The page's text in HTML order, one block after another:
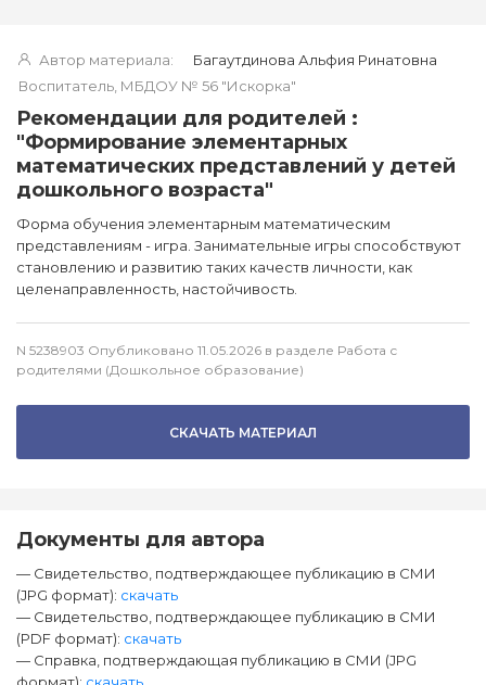
Автор материала:
Багаутдинова Альфия Ринатовна
Воспитатель, МБДОУ № 56 "Искорка"
Рекомендации для родителей :
"Формирование элементарных
математических представлений у детей
дошкольного возраста"
Форма обучения элементарным математическим
представлениям - игра. Занимательные игры способствуют
становлению и развитию таких качеств личности, как
целенаправленность, настойчивость.
N 5238903 Опубликовано 11.05.2026 в разделе Работа с
родителями (Дошкольное образование)
СКАЧАТЬ МАТЕРИАЛ
Документы для автора
— Свидетельство, подтверждающее публикацию в СМИ
(JPG формат): скачать
— Свидетельство, подтверждающее публикацию в СМИ
(PDF формат): скачать
— Справка, подтверждающая публикацию в СМИ (JPG